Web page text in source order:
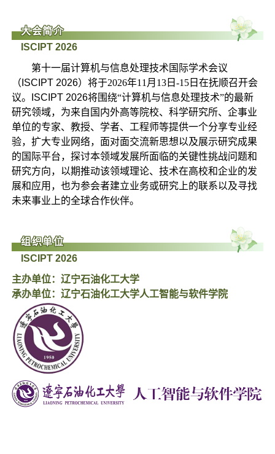
大会简介
ISCIPT 2026
第十一届计算机与信息处理技术国际学术会议
（ ISCIPT 2026）将于2026年11月13日-15日在抚顺召开会
议。
ISCIPT 2026将围绕“计算机与信息处理技术”的最新
研究领域，为来自国内外高等院校、科学研究所、企事业
单位的专家、教授、学者、工程师等提供一个分享专业经
验，扩大专业网络，面对面交流新思想以及展示研究成果
的国际平台，探讨本领域发展所面临的关键性挑战问题和
研究方向，以期推动该领域理论、技术在高校和企业的发
展和应用，也为参会者建立业务或研究上的联系以及寻找
未来事业上的全球合作伙伴。
组织单位
ISCIPT 2026
主办单位：辽宁石油化工大学
承办单位：辽宁石油化工大学人工智能与软件学院